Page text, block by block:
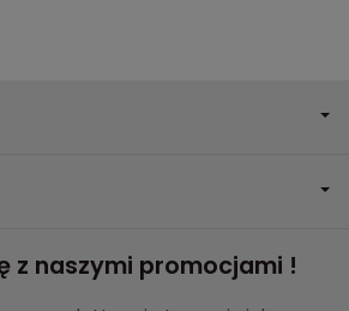
z naszymi promocjami !